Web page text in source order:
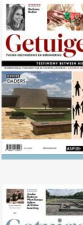
Nr. 136 (04/2023)